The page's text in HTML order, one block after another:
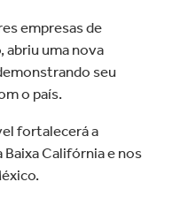
empresas de
abriu uma nova
seu
o país.
fortalecerá a
Baixa Califórnia e nos